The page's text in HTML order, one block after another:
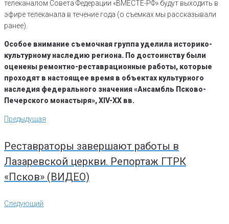
телеканалом Совета Федерации «ВМЕСТЕ-РФ» будут выходить в
эфире телеканала в течение года (о съемках мы рассказывали
ранее).
Особое внимание съемочная группа уделила историко-
культурному наследию региона. По достоинству были
оценены ремонтно-реставрационные работы, которые
проходят в настоящее время в объектах культурного
наследия федерального значения «Ансамбль Псково-
Печерского монастыря», XIV-XX вв.
Навигация
по
Предыдущая
Предыдущая
Реставраторы завершают работы в
Лазаревской церкви. Репортаж ГТРК
«Псков» (ВИДЕО)
Следующий
Следующий